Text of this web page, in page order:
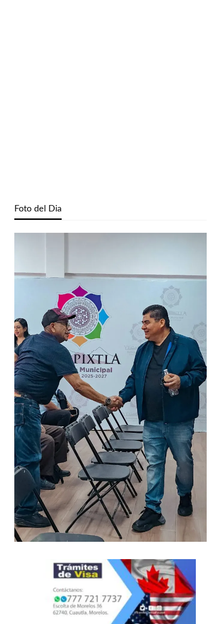
Foto del Dia